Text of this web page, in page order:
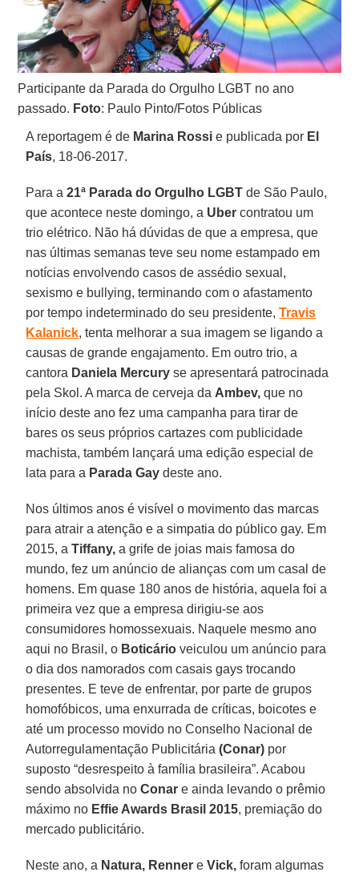
Participante da Parada do Orgulho LGBT no ano
passado. Foto: Paulo Pinto/Fotos Públicas
A reportagem é de Marina Rossi e publicada por El
País, 18-06-2017.
Para a21ª Parada do Orgulho LGBT de São Paulo,
que acontece neste domingo, a Uber contratou um
trio elétrico. Não há dúvidas de que a empresa, que
nas últimas semanas teve seu nome estampado em
notícias envolvendo casos de assédio sexual,
sexismo e bullying, terminando com o afastamento
por tempo indeterminado do seu presidente,Travis
Kalanick, tenta melhorar a sua imagem se ligando a
causas de grande engajamento. Em outro trio, a
cantora Daniela Mercury se apresentará patrocinada
pela Skol. A marca de cerveja da Ambev, que no
início deste ano fez uma campanha para tirar de
bares os seus próprios cartazes com publicidade
machista, também lançará uma edição especial de
lata para a Parada Gay deste ano.
Nos últimos anos é visível o movimento das marcas
para atrair a atenção e a simpatia do público gay. Em
2015, aTiffany, a grife de joias mais famosa do
mundo, fez um anúncio de alianças com um casal de
homens. Em quase 180 anos de história, aquela foi a
primeira vez que a empresa dirigiu-se aos
consumidores homossexuais. Naquele mesmo ano
aqui no Brasil, o Boticário veiculou um anúncio para
o dia dos namorados com casais gays trocando
presentes. E teve de enfrentar, por parte de grupos
homofóbicos, uma enxurrada de críticas, boicotes e
até um processo movido no Conselho Nacional de
Autorregulamentação Publicitária(Conar) por
suposto “desrespeito à família brasileira”. Acabou
sendo absolvida noConar e ainda levando o prêmio
máximo no Effie Awards Brasil 2015, premiação do
mercado publicitário.
Neste ano, a Natura, Renner eVick, foram algumas